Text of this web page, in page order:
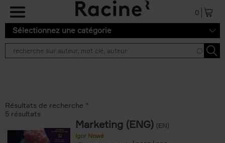
Aller au contenu principal
0
Sélectionnez une catégorie
Résultats de recherche ''
5 résultats
Marketing (ENG) (EN)
Igor Nowé